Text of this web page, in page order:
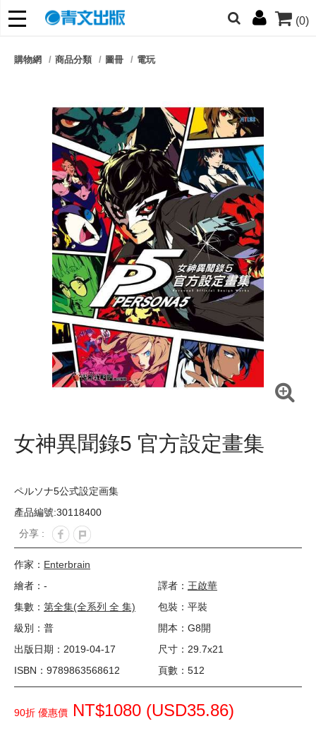
(0)
朋友們，提高警覺！
購物網 商品分類 圖冊 電玩
女神異聞錄5 官方設定畫集
ペルソナ5公式設定画集
產品編號:30118400
分享 :
作家： Enterbrain
繪者：-
譯者： 王啟華
集數： 第全集(全系列 全 集)
包裝：平裝
級別：普
開本：G8開
出版日期：2019-04-17
尺寸：29.7x21
ISBN：9789863568612
頁數：512
90折 優惠價 NT$1080 (USD35.86)